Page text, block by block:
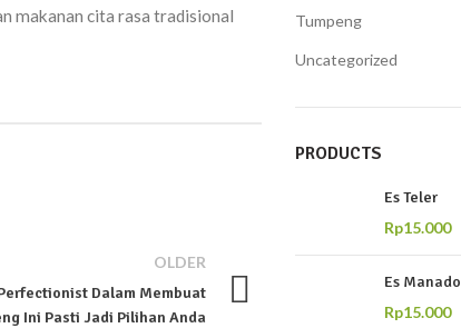
makanan cita rasa tradisional
OLDER
Dalam Membuat
Ini Pasti Jadi Pilihan Anda
Tumpeng
Uncategorized
PRODUCTS
Es Teler
Rp15.000
Es Manado
Rp15.000